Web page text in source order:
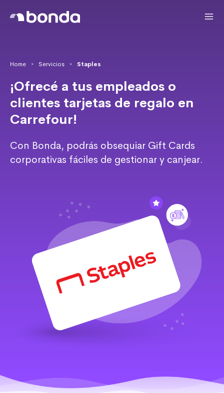
Home > Servicios > Staples
¡Ofrecé a tus empleados o
clientes tarjetas de regalo en
Carrefour!
Con Bonda, podrás obsequiar Gift Cards
corporativas fáciles de gestionar y canjear.